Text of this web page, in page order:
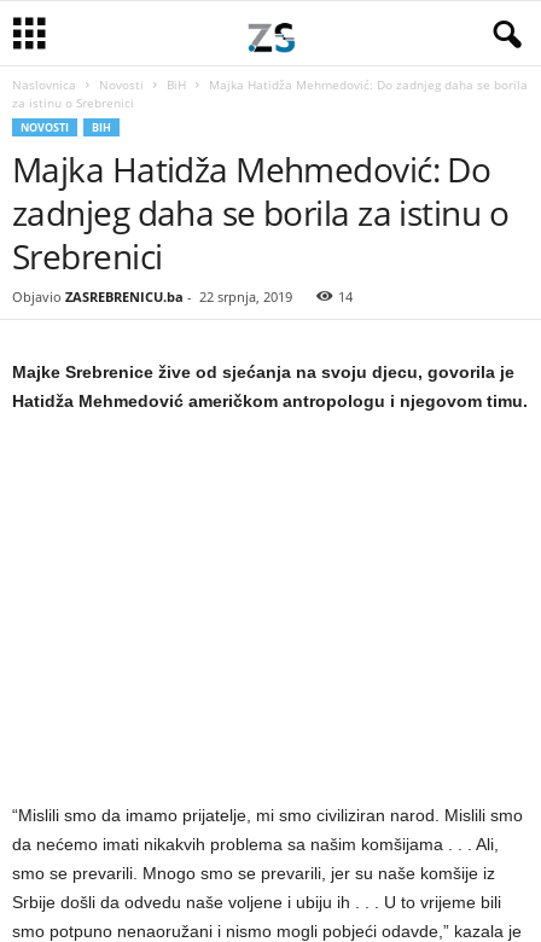
Naslovnica Novosti BiH
Majka Hatidža Mehmedović: Do zadnjeg daha se borila
za istinu o Srebrenici
NOVOSTI BIH
Majka Hatidža Mehmedović: Do
zadnjeg daha se borila za istinu o
Srebrenici
Objavio ZASREBRENICU.ba - 22 srpnja, 2019 14
Majke Srebrenice žive od sjećanja na svoju djecu, govorila je
Hatidža Mehmedović američkom antropologu i njegovom timu.
“Mislili smo da imamo prijatelje, mi smo civiliziran narod. Mislili smo
da nećemo imati nikakvih problema sa našim komšijama . . . Ali,
smo se prevarili. Mnogo smo se prevarili, jer su naše komšije iz
Srbije došli da odvedu naše voljene i ubiju ih . . . U to vrijeme bili
smo potpuno nenaoružani i nismo mogli pobjeći odavde,” kazala je